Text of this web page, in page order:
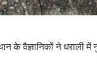
के वैज्ञानिकों ने